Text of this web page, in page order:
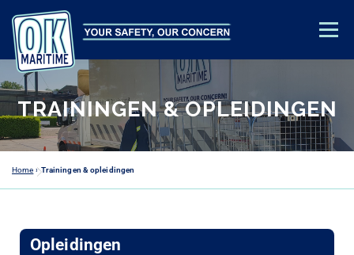
Menu
OPLEIDINGEN VEILIGHEIDSADVIES
CONTACT ACADEMY LOGIN
TRAININGEN & OPLEIDINGEN
Home »Trainingen & opleidingen
Opleidingen